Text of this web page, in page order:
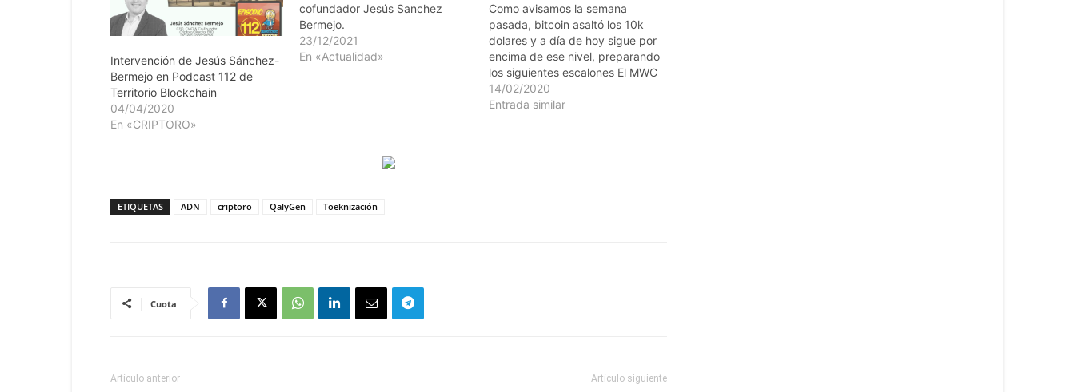
Intervención de Jesús Sánchez-
Bermejo en Podcast 112 de
Territorio Blockchain
04/04/2020
En «CRIPTORO»
cofundador Jesús Sanchez
Bermejo.
23/12/2021
En «Actualidad»
Como avisamos la semana
pasada, bitcoin asaltó los 10k
dolares y a día de hoy sigue por
encima de ese nivel, preparando
los siguientes escalones El MWC
se ha cancelado, pero hay
iniciativas urgentes para
14/02/2020
Entrada similar
ETIQUETAS ADN criptoro QalyGen Toeknización
Cuota
Artículo anterior Artículo siguiente